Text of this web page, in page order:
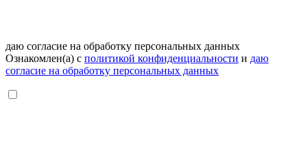
даю согласие на обработку персональных данных
Ознакомлен(а) с политикой конфиденциальности и даю
согласие на обработку персональных данных